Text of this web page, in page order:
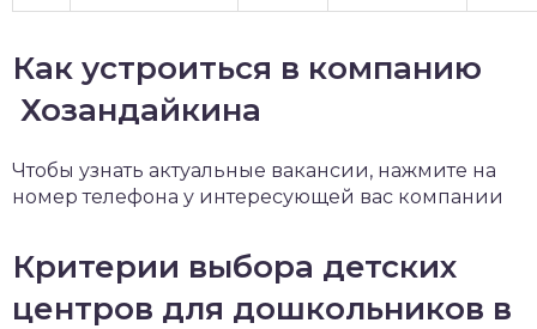
Как устроиться в компанию
Хозандайкина
Чтобы узнать актуальные вакансии, нажмите на
номер телефона у интересующей вас компании
Критерии выбора детских
центров для дошкольников в